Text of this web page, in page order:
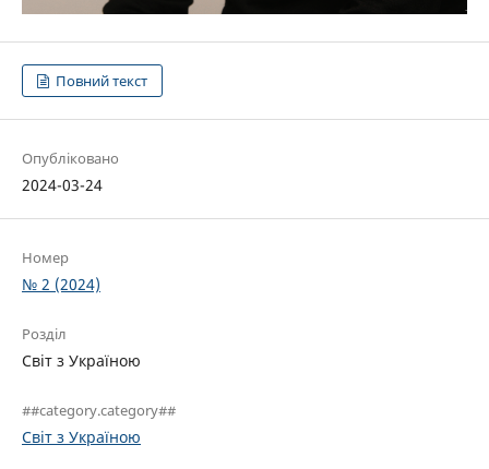
Повний текст
Опубліковано
2024-03-24
Номер
№ 2 (2024)
Розділ
Світ з Україною
##category.category##
Світ з Україною